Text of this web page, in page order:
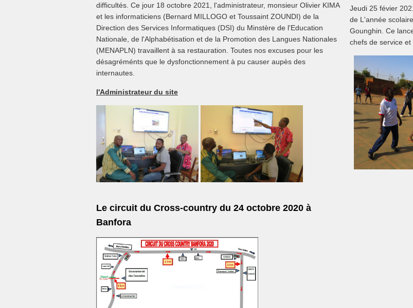
difficultés. Ce jour 18 octobre 2021, l'administrateur, monsieur Olivier KIMA
et les informaticiens (Bernard MILLOGO et Toussaint ZOUNDI) de la
Direction des Services Informatiques (DSI) du Minstère de l'Education
Nationale, de l'Alphabétisation et de la Promotion des Langues Nationales
(MENAPLN) travaillent à sa restauration. Toutes nos excuses pour les
désagréménts que le dysfonctionnement à pu causer aupès des
internautes.
l'Administrateur du site
Jeudi 25 févier
de L'année
Gounghin. Ce
chefs de service et
Le circuit du Cross-country du 24 octobre 2020 à
Banfora